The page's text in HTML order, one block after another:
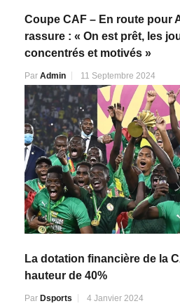
Coupe CAF – En route pour
rassure : « On est prêt, les
concentrés et motivés »
Par Admin 11 Septembre 2024
La dotation financière de la
hauteur de 40%
Par Dsports 4 Janvier 2024